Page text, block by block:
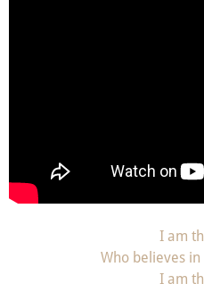
I am
Who believes
I am